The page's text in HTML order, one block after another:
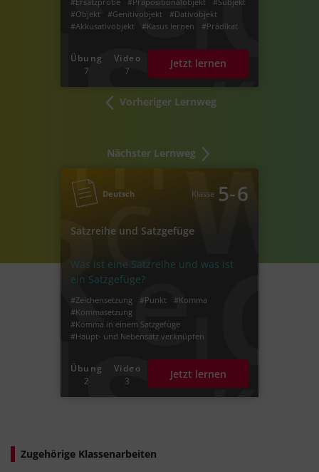
Vorheriger Lernweg
#Objekt
#Genitivobjekt
#Dativobjekt
#Akkusativobjekt
#Kasus lernen
#Prädikat
#Bestimmung von Satzgliedern
#Deutsche Satzglieder
#Satzglieder bestimmen in Deutsch
Übung
7
Video
7
Jetzt lernen
Nächster Lernweg
Deutsch Klasse 5‐6
Satzreihe und Satzgefüge
Was ist eine Satzreihe und was ist
ein Satzgefüge?
#Zeichensetzung #Punkt
#Komma
#Kommasetzung
#Komma in einem Satzgefüge
#Haupt- und Nebensatz verknüpfen
#das Komma in einer Satzreihe setzen
#Kommas setzten
#Nebensätze
Übung
2
Video
3
Jetzt lernen
Zugehörige Klassenarbeiten